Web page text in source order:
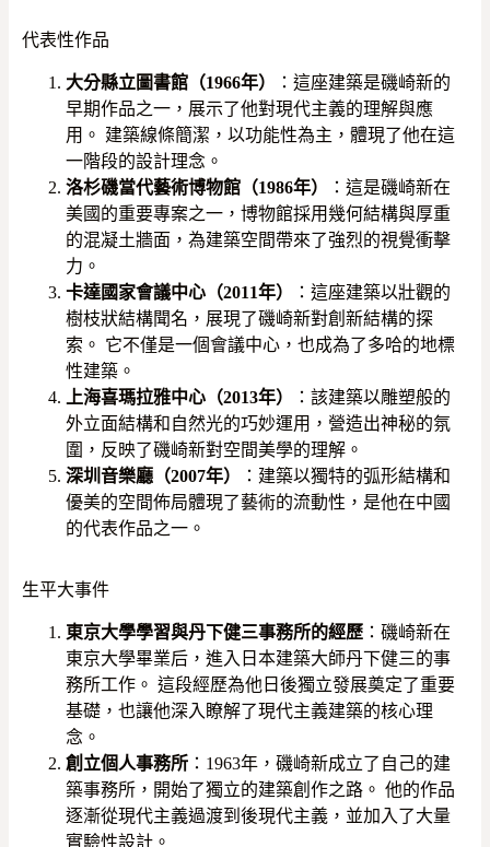
代表性作品
大分縣立圖書館（1966年）
：這座建築是磯崎新的
早期作品之一，展示了他對現代主義的理解與應
用。 建築線條簡潔，以功能性為主，體現了他在這
一階段的設計理念。
洛杉磯當代藝術博物館（1986年）
：這是磯崎新在
美國的重要專案之一，博物館採用幾何結構與厚重
的混凝土牆面，為建築空間帶來了強烈的視覺衝擊
力。
卡達國家會議中心（2011年）
：這座建築以壯觀的
樹枝狀結構聞名，展現了磯崎新對創新結構的探
索。 它不僅是一個會議中心，也成為了多哈的地標
性建築。
上海喜瑪拉雅中心（2013年）
：該建築以雕塑般的
外立面結構和自然光的巧妙運用，營造出神秘的氛
圍，反映了磯崎新對空間美學的理解。
深圳音樂廳（2007年）
：建築以獨特的弧形結構和
優美的空間佈局體現了藝術的流動性，是他在中國
的代表作品之一。
生平大事件
東京大學學習與丹下健三事務所的經歷 ：磯崎新在
東京大學畢業后，進入日本建築大師丹下健三的事
務所工作。 這段經歷為他日後獨立發展奠定了重要
基礎，也讓他深入瞭解了現代主義建築的核心理
念。
創立個人事務所 ：1963年，磯崎新成立了自己的建
築事務所，開始了獨立的建築創作之路。 他的作品
逐漸從現代主義過渡到後現代主義，並加入了大量
實驗性設計。